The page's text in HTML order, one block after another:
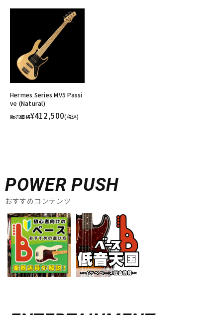
Hermes Series MV5 Passi
ve (Natural)
販売価格¥412,500(税込)
POWER PUSH
おすすめコンテンツ